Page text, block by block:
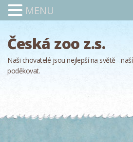
Česká zoo z.s.
Naši chovatelé jsou nejlepší na světě -
poděkovat.
MENU